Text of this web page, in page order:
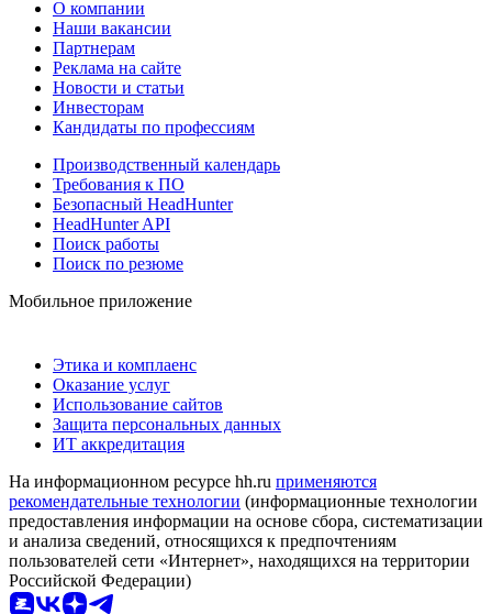
О компании
Наши вакансии
Партнерам
Реклама на сайте
Новости и статьи
Инвесторам
Кандидаты по профессиям
Производственный календарь
Требования к ПО
Безопасный HeadHunter
HeadHunter API
Поиск работы
Поиск по резюме
Мобильное приложение
Этика и комплаенс
Оказание услуг
Использование сайтов
Защита персональных данных
ИТ аккредитация
На информационном ресурсе hh.ru применяются
рекомендательные технологии (информационные технологии
предоставления информации на основе сбора, систематизации
и анализа сведений, относящихся к предпочтениям
пользователей сети «Интернет», находящихся на территории
Российской Федерации)